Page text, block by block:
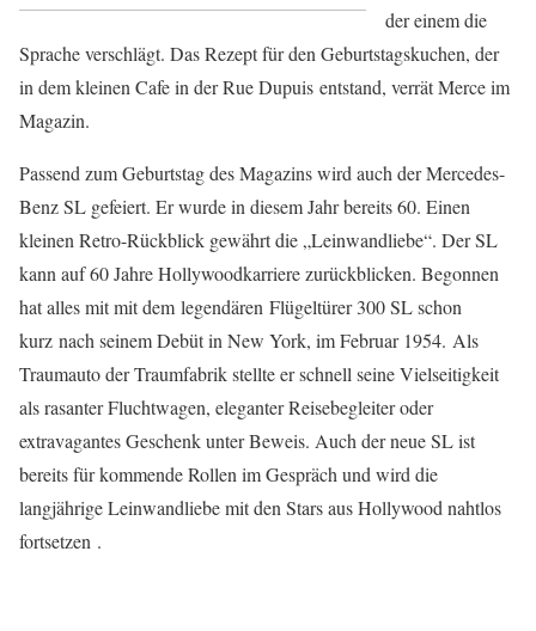
der einem die
Sprache verschlägt. Das Rezept für den Geburtstagskuchen, der
in dem kleinen Cafe in der Rue Dupuis entstand, verrät Merce im
Magazin.
Passend zum Geburtstag des Magazins wird auch der Mercedes-
Benz SL gefeiert. Er wurde in diesem Jahr bereits 60. Einen
kleinen Retro-Rückblick gewährt die „Leinwandliebe“. Der SL
kann auf 60 Jahre Hollywoodkarriere zurückblicken. Begonnen
hat alles mit mit dem legendären Flügeltürer 300 SL schon
kurz nach seinem Debüt in New York, im Februar 1954. Als
Traumauto der Traumfabrik stellte er schnell seine Vielseitigkeit
als rasanter Fluchtwagen, eleganter Reisebegleiter oder
extravagantes Geschenk unter Beweis. Auch der neue SL ist
bereits für kommende Rollen im Gespräch und wird die
langjährige Leinwandliebe mit den Stars aus Hollywood nahtlos
fortsetzen .